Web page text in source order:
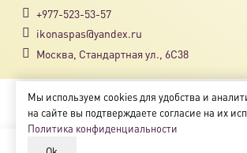
+977-523-53-57
ikonaspas@yandex.ru
Москва, Стандартная ул., 6С38
Copyright © 2018-2025
Магазин православных икон
Мы используем cookies для удобства и
на сайте вы подтверждаете согласие на их
Политика конфиденциальности